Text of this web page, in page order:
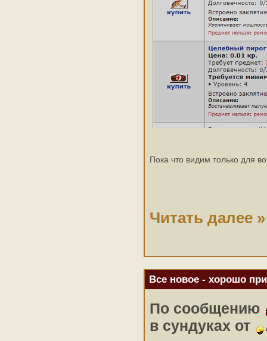
Пока что видим только для
Читать далее »
Все новое - хорошо
По сообщению
в сундуках от